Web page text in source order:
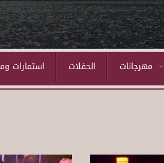
استمارات الحفلات